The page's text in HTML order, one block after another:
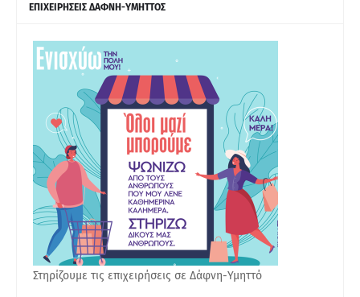
ΕΠΙΧΕΙΡΗΣΕΙΣ ΔΑΦΝΗ-ΥΜΗΤΤΟΣ
Στηρίζουμε τις επιχειρήσεις σε Δάφνη-Υμηττό